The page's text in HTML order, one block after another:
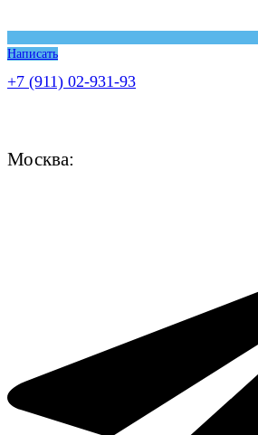
Написать
+7 (911) 02-931-93
Москва: